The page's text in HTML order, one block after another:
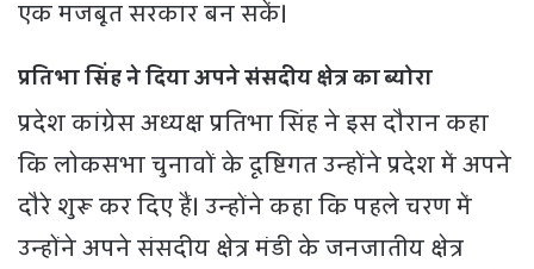
एक मजबूत सरकार बन सकें।
प्रतिभा सिंह ने दिया अपने संसदीय क्षेत्र का ब्योरा
प्रदेश कांग्रेस अध्यक्ष प्रतिभा सिंह ने इस दौरान कहा
कि लोकसभा चुनावों के दृष्टिगत उन्होंने प्रदेश में अपने
दौरे शुरू कर दिए हैं। उन्होंने कहा कि पहले चरण में
उन्होंने अपने संसदीय क्षेत्र मंडी के जनजातीय क्षेत्र